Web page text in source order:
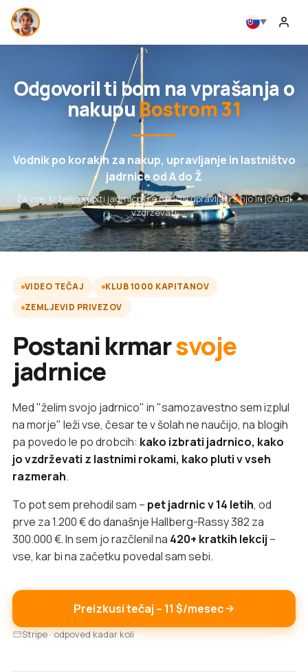
Odgovoril ti bom na vprašanja o
nakupu Bostrom 31
Vodnik po korakih za nakup, upravljanje in lastništvo
jadrnice od A do Ž
Za vse, ki želijo kupiti jadrnico, se naučiti upravljati z njo in jo tudi
vzdrževati
VIDEO TEČAJ
KLUB 1000 KAPITANOV
ZEMLJEVID PRIVEZOV
Postani krmarsvoje
jadrnice
Med "želim svojo jadrnico" in "samozavestno sem izplul
na morje" leži vse, česar te v šolah ne naučijo, na blogih
pa povedo le po drobcih: kako izbrati jadrnico, kako
jo vzdrževati z lastnimi rokami, kako pluti v vseh
razmerah.
To pot sem prehodil sam – pet jadrnic v 14 letih, od
prve za 1.200 € do današnje Hallberg-Rassy 382 za
300.000 €. In sem jo razčlenil na 420+ kratkih lekcij –
vse, kar bi na začetku povedal sam sebi.
Preizkusi tečaj – 11 $/mesec
Stripe · odpoved kadar koli